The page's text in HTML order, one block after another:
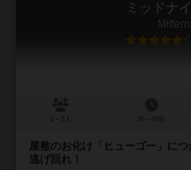
ミッドナ
屋敷のお化け「ヒューゴー」に
逃げ回れ！